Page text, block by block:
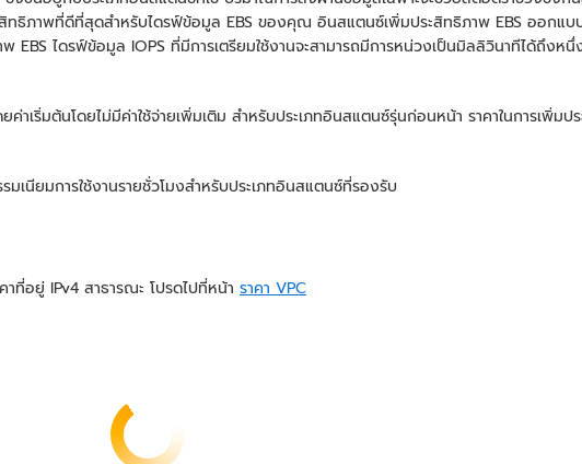
ธิภาพที่ดีที่สุดสำหรับไดรฟ์ข้อมูล EBS ของคุณ อินสแตนซ์เพิ่มประสิทธิภาพ EBS ออกแบ
EBS ไดรฟ์ข้อมูล IOPS ที่มีการเตรียมใช้งานจะสามารถมีการหน่วงเป็นมิลลิวินาทีได้ถึง
าเริ่มต้นโดยไม่มีค่าใช้จ่ายเพิ่มเติม สำหรับประเภทอินสแตนซ์รุ่นก่อนหน้า ราคาในการเพิ่มป
เนียมการใช้งานรายชั่วโมงสำหรับประเภทอินสแตนซ์ที่รองรับ
ที่อยู่ IPv4 สาธารณะ โปรดไปที่หน้า ราคา VPC